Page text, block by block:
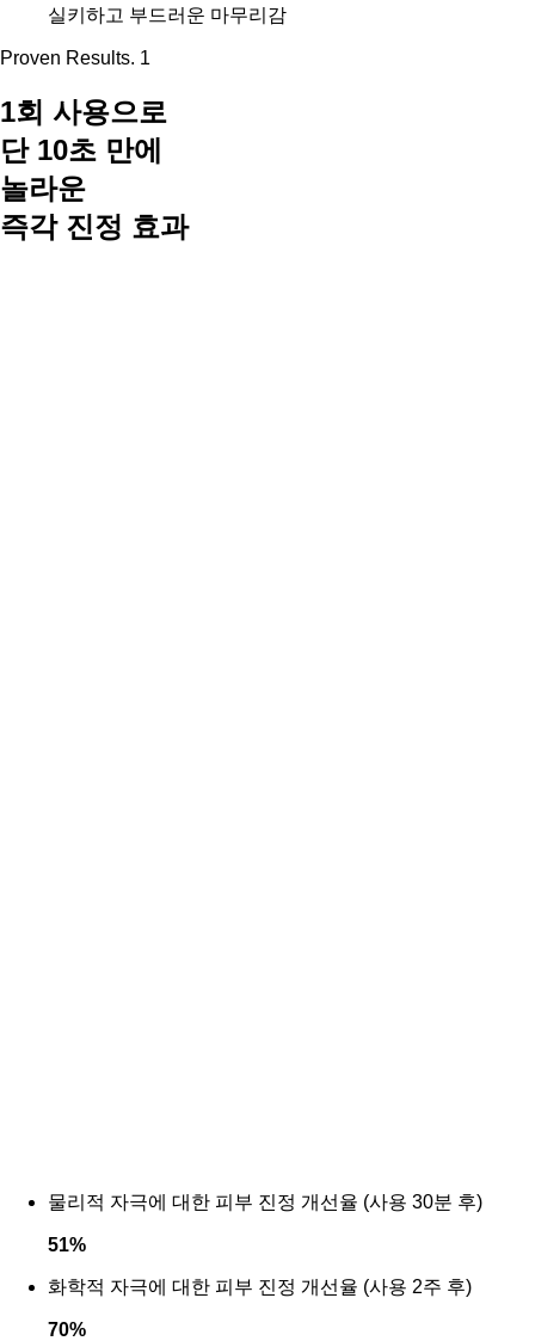
실키하고 부드러운 마무리감
Proven Results. 1
1회 사용으로
단 10초 만에
놀라운
즉각 진정 효과
물리적 자극에 대한 피부 진정 개선율 (사용 30분 후)
51%
화학적 자극에 대한 피부 진정 개선율 (사용 2주 후)
70%